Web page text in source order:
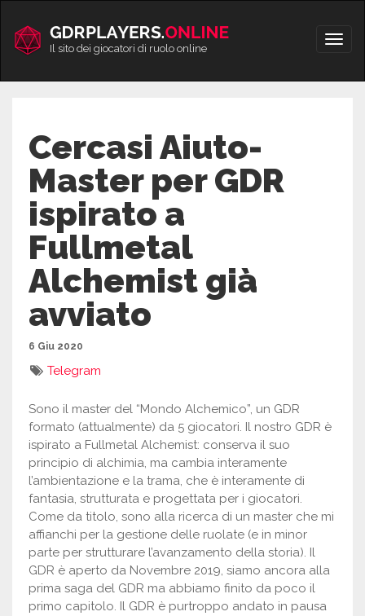
contenuto
Apri/
Il sito dei giocatori di ruolo online
Cercasi Aiuto-
Master per GDR
ispirato a
Fullmetal
Alchemist già
avviato
6 Giu 2020
Telegram
Sono il master del “Mondo Alchemico”, un GDR
formato (attualmente) da 5 giocatori. Il nostro GDR è
ispirato a Fullmetal Alchemist: conserva il suo
principio di alchimia, ma cambia interamente
l’ambientazione e la trama, che è interamente di
fantasia, strutturata e progettata per i giocatori.
Come da titolo, sono alla ricerca di un master che mi
affianchi per la gestione delle ruolate (e in minor
parte per strutturare l’avanzamento della storia). Il
GDR è aperto da Novembre 2019, siamo ancora alla
prima saga del GDR ma abbiamo finito da poco il
primo capitolo. Il GDR è purtroppo andato in pausa